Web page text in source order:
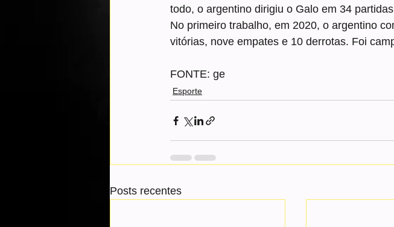
todo, o argentino dirigiu o Galo em 34
No primeiro trabalho, em 2020, o argentino
vitórias, nove empates e 10 derrotas. Foi
FONTE: ge
Esporte
Posts recentes